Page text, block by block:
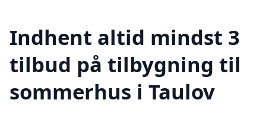
Indhent altid mindst 3
tilbud på tilbygning til
sommerhus i Taulov